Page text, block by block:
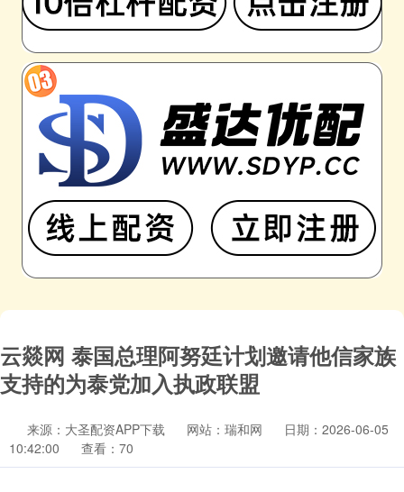
云燚网 泰国总理阿努廷计划邀请他信家族
支持的为泰党加入执政联盟
来源：大圣配资APP下载 网站：瑞和网
日期：2026-06-05
10:42:00
查看：70